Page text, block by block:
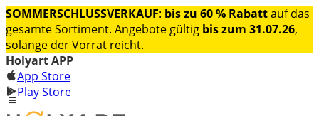
SOMMERSCHLUSSVERKAUF: bis zu 60 % Rabattauf das
gesamte Sortiment. Angebote gültig bis zum 31.07.26,
solange der Vorrat reicht.
Holyart APP
App Store
Play Store